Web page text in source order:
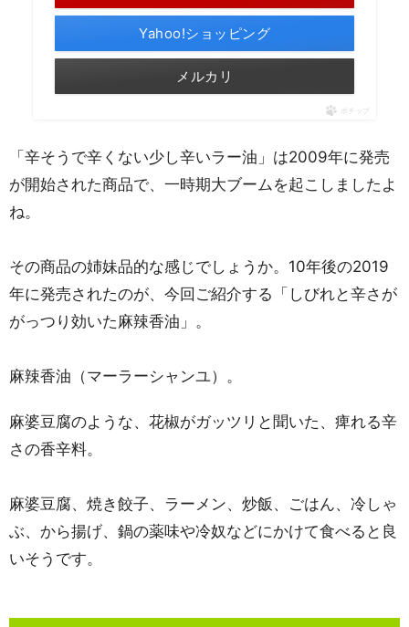
Yahoo!ショッピング
メルカリ
ポチップ
「辛そうで辛くない少し辛いラー油」は2009年に発売
が開始された商品で、一時期大ブームを起こしましたよ
ね。
その商品の姉妹品的な感じでしょうか。10年後の2019
年に発売されたのが、今回ご紹介する「しびれと辛さが
がっつり効いた麻辣香油」。
麻辣香油（マーラーシャンユ）。
麻婆豆腐のような、花椒がガッツリと聞いた、痺れる辛
さの香辛料。
麻婆豆腐、焼き餃子、ラーメン、炒飯、ごはん、冷しゃ
ぶ、から揚げ、鍋の薬味や冷奴などにかけて食べると良
いそうです。